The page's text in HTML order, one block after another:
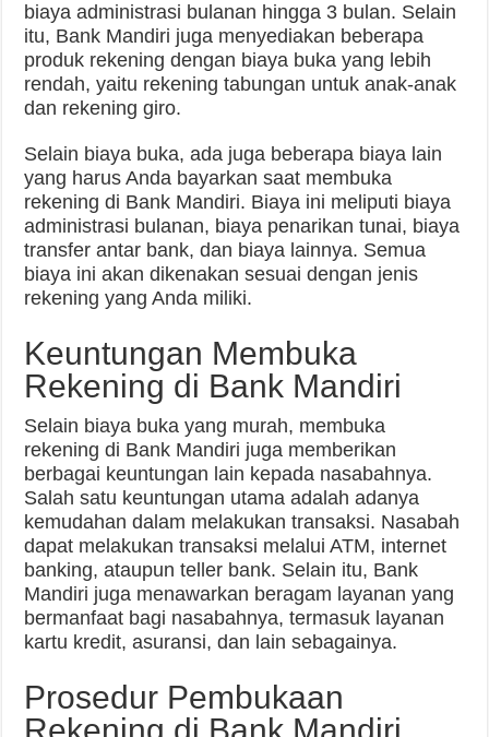
biaya administrasi bulanan hingga 3 bulan. Selain
itu, Bank Mandiri juga menyediakan beberapa
produk rekening dengan biaya buka yang lebih
rendah, yaitu rekening tabungan untuk anak-anak
dan rekening giro.
Selain biaya buka, ada juga beberapa biaya lain
yang harus Anda bayarkan saat membuka
rekening di Bank Mandiri. Biaya ini meliputi biaya
administrasi bulanan, biaya penarikan tunai, biaya
transfer antar bank, dan biaya lainnya. Semua
biaya ini akan dikenakan sesuai dengan jenis
rekening yang Anda miliki.
Keuntungan Membuka
Rekening di Bank Mandiri
Selain biaya buka yang murah, membuka
rekening di Bank Mandiri juga memberikan
berbagai keuntungan lain kepada nasabahnya.
Salah satu keuntungan utama adalah adanya
kemudahan dalam melakukan transaksi. Nasabah
dapat melakukan transaksi melalui ATM, internet
banking, ataupun teller bank. Selain itu, Bank
Mandiri juga menawarkan beragam layanan yang
bermanfaat bagi nasabahnya, termasuk layanan
kartu kredit, asuransi, dan lain sebagainya.
Prosedur Pembukaan